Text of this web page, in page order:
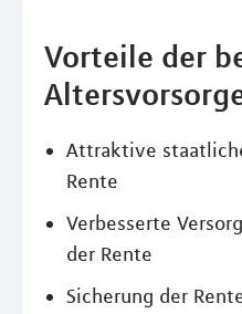
Vorteile der
Attraktive
Rente
Verbesserte
der Rente
Sicherung der